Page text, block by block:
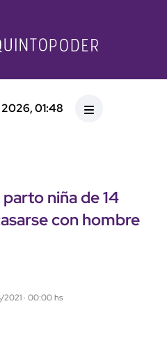
2026, 01:48
niña de 14
con hombre
· 00:00 hs